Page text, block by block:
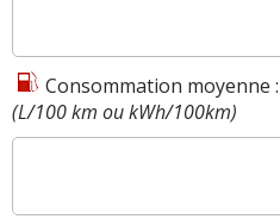
Consommation moyenne :
(L/100 km ou kWh/100km)